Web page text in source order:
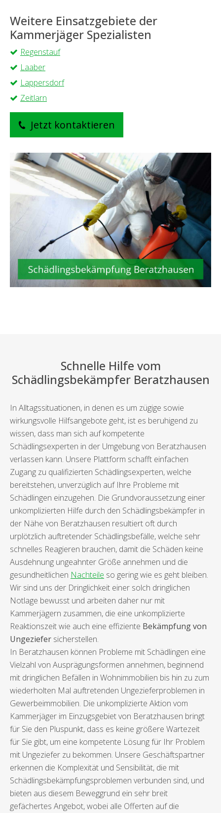
Weitere Einsatzgebiete der
Kammerjäger Spezialisten
Regenstauf
Laaber
Lappersdorf
Zeitlarn
Jetzt kontaktieren
Schnelle Hilfe vom
Schädlingsbekämpfer Beratzhausen
In Alltagssituationen, in denen es um zügige sowie
wirkungsvolle Hilfsangebote geht, ist es beruhigend zu
wissen, dass man sich auf kompetente
Schädlingsexperten in der Umgebung von Beratzhausen
verlassen kann. Unsere Plattform schafft einfachen
Zugang zu qualifizierten Schädlingsexperten, welche
bereitstehen, unverzüglich auf Ihre Probleme mit
Schädlingen einzugehen. Die Grundvoraussetzung einer
unkomplizierten Hilfe durch den Schädlingsbekämpfer in
der Nähe von Beratzhausen resultiert oft durch
urplötzlich auftretender Schädlingsbefälle, welche sehr
schnelles Reagieren brauchen, damit die Schäden keine
Ausdehnung ungeahnter Größe annehmen und die
gesundheitlichen Nachteile so gering wie es geht bleiben.
Wir sind uns der Dringlichkeit einer solch dringlichen
Notlage bewusst und arbeiten daher nur mit
Kammerjägern zusammen, die eine unkomplizierte
Reaktionszeit wie auch eine effiziente Bekämpfung von
Ungeziefer sicherstellen.
In Beratzhausen können Probleme mit Schädlingen eine
Vielzahl von Ausprägungsformen annehmen, beginnend
mit dringlichen Befällen in Wohnimmobilien bis hin zu zum
wiederholten Mal auftretenden Ungezieferproblemen in
Gewerbeimmobilien. Die unkomplizierte Aktion vom
Kammerjäger im Einzugsgebiet von Beratzhausen bringt
für Sie den Pluspunkt, dass es keine größere Wartezeit
für Sie gibt, um eine kompetente Lösung für Ihr Problem
mit Ungeziefer zu bekommen. Unsere Geschäftspartner
erkennen die Komplexität und Sensibilität, die mit
Schädlingsbekämpfungsproblemen verbunden sind, und
bieten aus diesem Beweggrund ein sehr breit
gefächertes Angebot, wobei alle Offerten auf die